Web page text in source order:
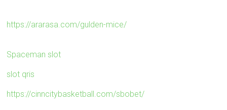
https://ararasa.com/gulden-mice/
Spaceman slot
slot qris
https://cinncitybasketball.com/sbobet/